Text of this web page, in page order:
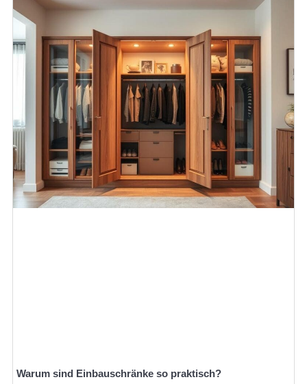
Warum sind Einbauschränke so praktisch?